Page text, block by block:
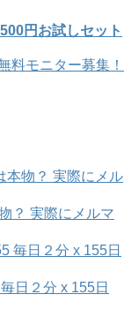
円お試しセット
料モニター募集！
本物？ 実際にメル
？ 実際にメルマ
毎日２分 x 155日
日２分 x 155日